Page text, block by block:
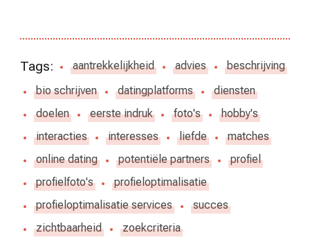
Tags: aantrekkelijkheid advies
beschrijving
bio schrijven
datingplatforms
diensten
doelen
eerste indruk foto's
hobby's
interacties
interesses liefde
matches
online dating
potentiële partners
profiel
profielfoto's
profieloptimalisatie
profieloptimalisatie services
succes
zichtbaarheid
zoekcriteria